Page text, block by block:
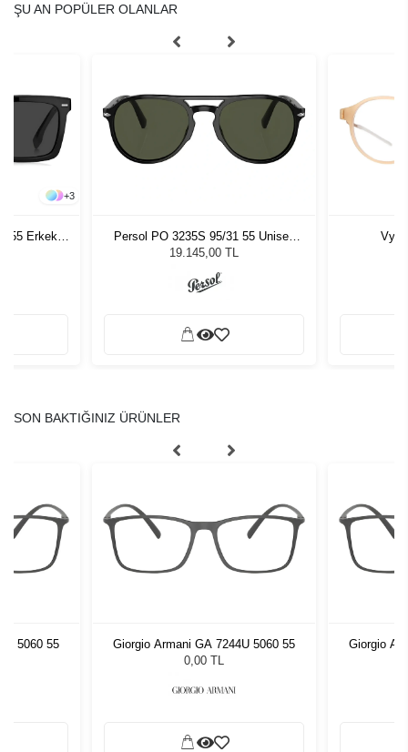
ŞU AN POPÜLER OLANLAR
+3
55 Erkek
Persol PO 3235S 95/31 55 Unisex
Güneş Gözlüğü
19.145,00 TL
SON BAKTIĞINIZ ÜRÜNLER
5060 55
Giorgio Armani GA 7244U 5060 55
0,00 TL
Giorgio